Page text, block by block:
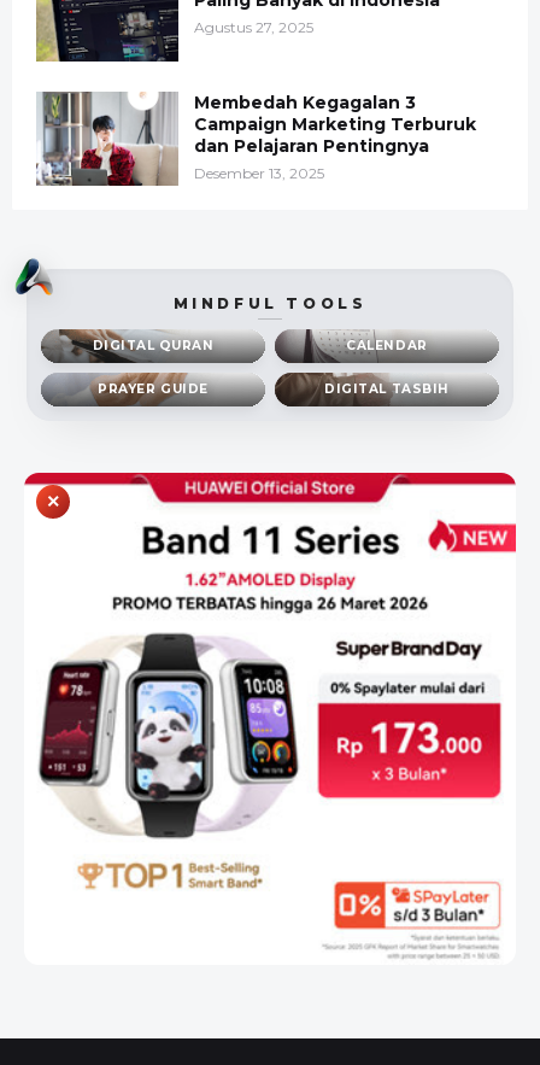
Agustus 27, 2025
Membedah Kegagalan 3
Campaign Marketing Terburuk
dan Pelajaran Pentingnya
Desember 13, 2025
MINDFUL TOOLS
DIGITAL QURAN CALENDAR
PRAYER GUIDE DIGITAL TASBIH
×